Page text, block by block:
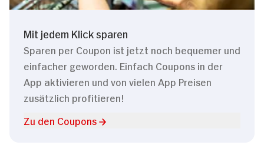
Mit jedem Klick sparen
Sparen per Coupon ist jetzt noch bequemer und
einfacher geworden. Einfach Coupons in der
App aktivieren und von vielen App Preisen
zusätzlich profitieren!
Zu den Coupons